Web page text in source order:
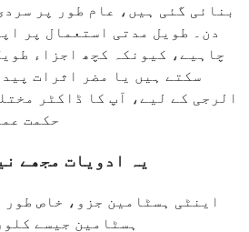
دن۔ طویل مدتی استعمال پر
چاہیے، کیونکہ کچھ اجزاء
سکتے ہیں یا مضر اثرات
الرجی کے لیے، آپ کا ڈاکٹر
حکمت
یہ ادویات مجھے
اینٹی ہسٹامین جزو، خاص
ہسٹامین جیسے